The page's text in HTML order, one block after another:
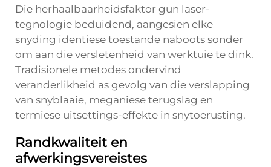
Die herhaalbaarheidsfaktor gun laser-
tegnologie beduidend, aangesien elke
snyding identiese toestande naboots sonder
om aan die versletenheid van werktuie te dink.
Tradisionele metodes ondervind
veranderlikheid as gevolg van die verslapping
van snyblaaie, meganiese terugslag en
termiese uitsettings-effekte in snytoerusting.
Randkwaliteit en
afwerkingsvereistes